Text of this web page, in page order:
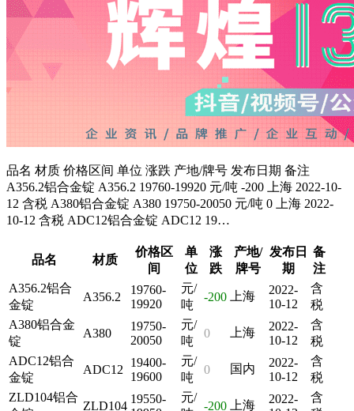
品名 材质 价格区间 单位 涨跌 产地/牌号 发布日期 备注
A356.2铝合金锭 A356.2 19760-19920 元/吨 -200 上海 2022-10-
12 含税 A380铝合金锭 A380 19750-20050 元/吨 0 上海 2022-
10-12 含税 ADC12铝合金锭 ADC12 19…
品名 材质
价格区
间
单
位
涨
跌
产地/
牌号
发布日
期
备
注
A356.2铝合
金锭
A356.2
19760-
19920
元/
吨
-200 上海
2022-
10-12
含
税
A380铝合金
锭
A380
19750-
20050
元/
吨
0 上海
2022-
10-12
含
税
ADC12铝合
金锭
ADC12
19400-
19600
元/
吨
0 国内
2022-
10-12
含
税
ZLD104铝合
ZLD104
19550-
元/
-200 上海
2022-
含